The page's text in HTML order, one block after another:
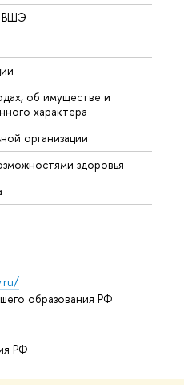
ВШЭ
об имуществе и
характера
организации
здоровья
образования РФ
РФ